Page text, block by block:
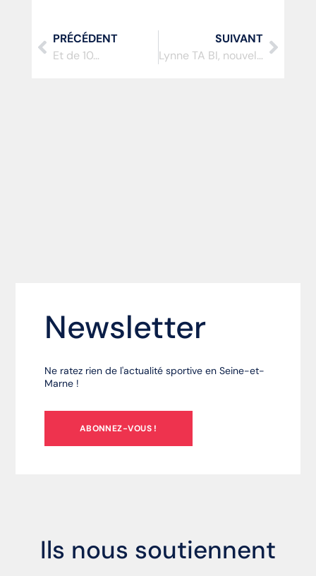
PRÉCÉDENT
Et de 10…
SUIVANT
Lynne TA BI, nouvelle récipiendaire du trophée de l’espoir
Newsletter
Ne ratez rien de l'actualité sportive en Seine-et-
Marne !
ABONNEZ-VOUS !
Ils nous soutiennent